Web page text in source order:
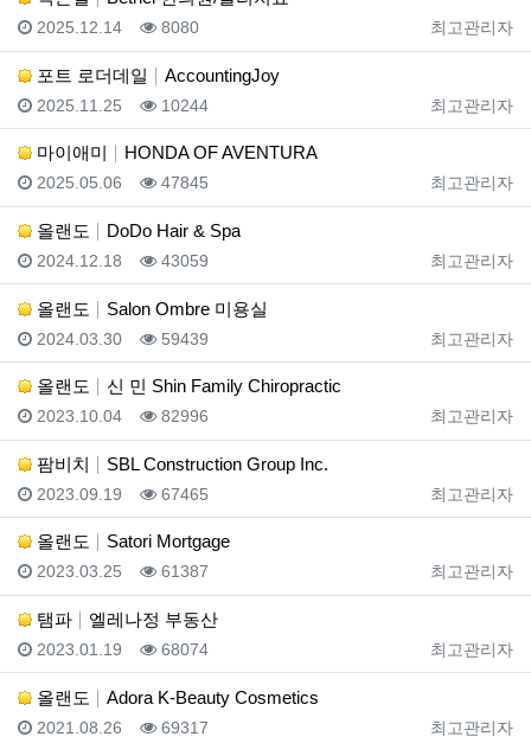
등록자
최고관리자
등록일
2025.12.14 조회
8080
포트 로더데일 AccountingJoy
등록자
최고관리자
등록일
2025.11.25 조회
10244
마이애미 HONDA OF AVENTURA
등록자
최고관리자
등록일
2025.05.06 조회
47845
올랜도 DoDo Hair & Spa
등록자
최고관리자
등록일
2024.12.18 조회
43059
올랜도 Salon Ombre 미용실
등록자
최고관리자
등록일
2024.03.30 조회
59439
올랜도 신 민 Shin Family Chiropractic
등록자
최고관리자
등록일
2023.10.04 조회
82996
팜비치 SBL Construction Group Inc.
등록자
최고관리자
등록일
2023.09.19 조회
67465
올랜도 Satori Mortgage
등록자
최고관리자
등록일
2023.03.25 조회
61387
탬파 엘레나정 부동산
등록자
최고관리자
등록일
2023.01.19 조회
68074
올랜도 Adora K-Beauty Cosmetics
등록자
최고관리자
등록일
2021.08.26 조회
69317